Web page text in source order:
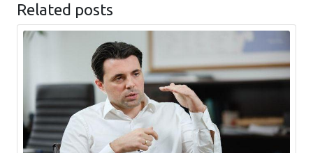
Related posts